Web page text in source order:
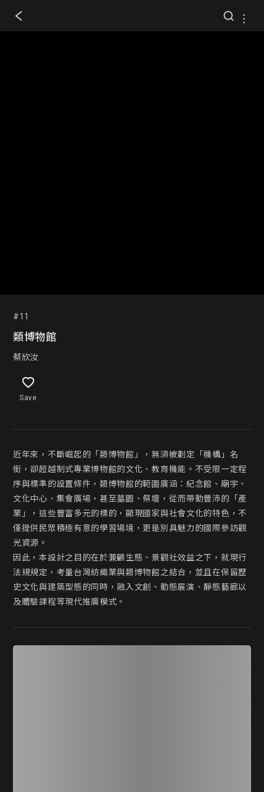
#11
類博物館
蔡欣汝
Save
近年來，不斷崛起的「類博物館」，無須被劃定「機構」名
銜，卻超越制式專業博物館的文化、教育機能。不受限一定程
序與標準的設置條件，類博物館的範圍廣涵：紀念館、廟宇、
文化中心、集會廣場，甚至墓園、祭壇，從而帶動豐沛的「產
業」，這些豐富多元的標的，顯現國家與社會文化的特色，不
僅提供民眾積極有意的學習場境，更是別具魅力的國際參訪觀
光資源。
因此，本設計之目的在於兼顧生態、景觀社效益之下，就現行
法規規定，考量台灣紡織業與類博物館之結合，並且在保留歷
史文化與建築型態的同時，融入文創、動態展演、靜態藝廊以
及體驗課程等現代推廣模式。